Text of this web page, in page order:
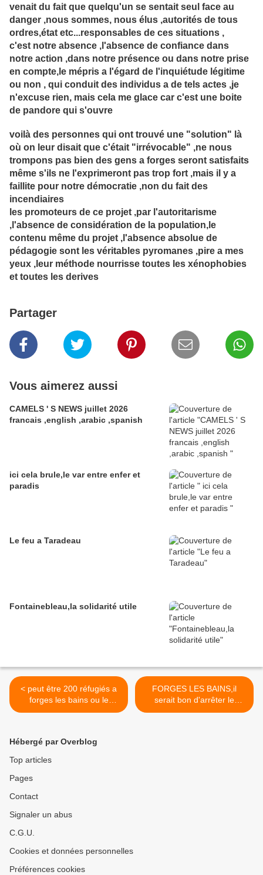
venait du fait que quelqu'un se sentait seul face au
danger ,nous sommes, nous élus ,autorités de tous
ordres,état etc...responsables de ces situations ,
c'est notre absence ,l'absence de confiance dans
notre action ,dans notre présence ou dans notre prise
en compte,le mépris a l'égard de l'inquiétude légitime
ou non , qui conduit des individus a de tels actes ,je
n'excuse rien, mais cela me glace car c'est une boite
de pandore qui s'ouvre
voilà des personnes qui ont trouvé une "solution" là
où on leur disait que c'était "irrévocable" ,ne nous
trompons pas bien des gens a forges seront satisfaits
même s'ils ne l'exprimeront pas trop fort ,mais il y a
faillite pour notre démocratie ,non du fait des
incendiaires
les promoteurs de ce projet ,par l'autoritarisme
,l'absence de considération de la population,le
contenu même du projet ,l'absence absolue de
pédagogie sont les véritables pyromanes ,pire a mes
yeux ,leur méthode nourrisse toutes les xénophobies
et toutes les derives
Partager
Vous aimerez aussi
CAMELS ' S NEWS juillet 2026
francais ,english ,arabic ,spanish
ici cela brule,le var entre enfer et
paradis
Le feu a Taradeau
Fontainebleau,la solidarité utile
< peut être 200 réfugiés a
forges les bains ou le
mépris de madame hidalgo
FORGES LES BAINS,il
serait bon d'arrêter le
massacre >
Hébergé par Overblog
Top articles
Pages
Contact
Signaler un abus
C.G.U.
Cookies et données personnelles
Préférences cookies